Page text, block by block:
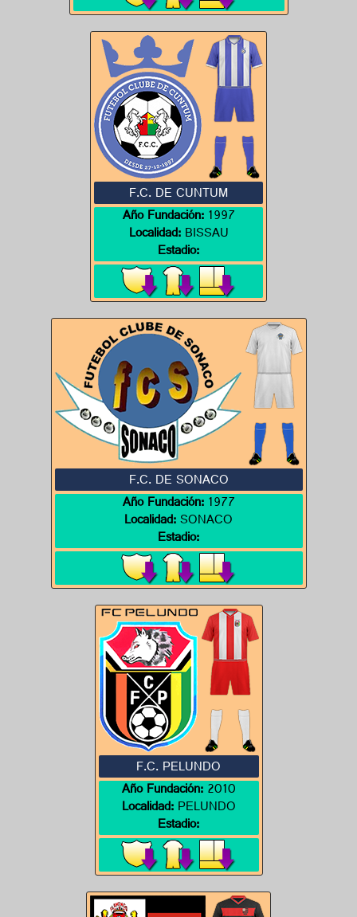
F.C. DE CUNTUM
Año Fundación:1997
Localidad:BISSAU
Estadio:
F.C. DE SONACO
Año Fundación:1977
Localidad:SONACO
Estadio:
F.C. PELUNDO
Año Fundación:2010
Localidad:PELUNDO
Estadio: